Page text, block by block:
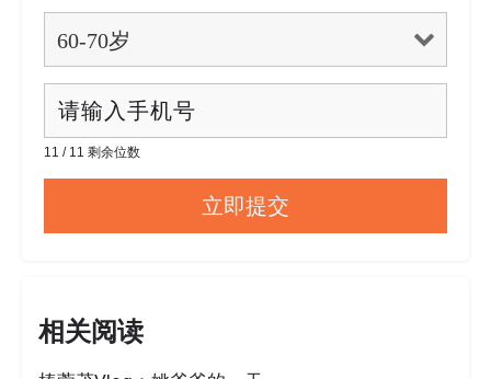
11 / 11 剩余位数
相关阅读